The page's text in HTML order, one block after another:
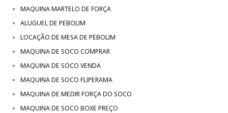
MAQUINA MARTELO DE FORÇA
ALUGUEL DE PEBOLIM
LOCAÇÃO DE MESA DE PEBOLIM
MAQUINA DE SOCO COMPRAR
MAQUINA DE SOCO VENDA
MAQUINA DE SOCO FLIPERAMA
MAQUINA DE MEDIR FORÇA DO SOCO
MAQUINA DE SOCO BOXE PREÇO